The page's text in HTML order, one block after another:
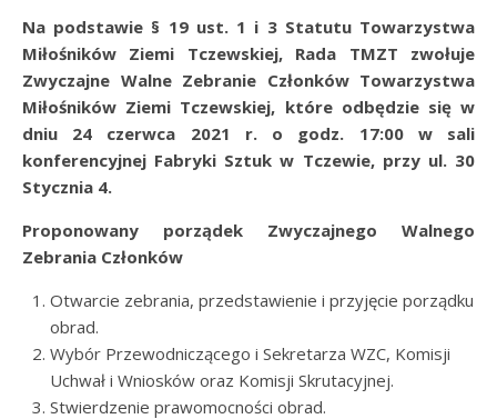
Na podstawie § 19 ust. 1 i 3 Statutu Towarzystwa
Miłośników Ziemi Tczewskiej, Rada TMZT zwołuje
Zwyczajne Walne Zebranie Członków Towarzystwa
Miłośników Ziemi Tczewskiej, które odbędzie się w
dniu 24 czerwca 2021 r. o godz. 17:00 w sali
konferencyjnej Fabryki Sztuk w Tczewie, przy ul. 30
Stycznia 4.
Proponowany porządek Zwyczajnego Walnego
Zebrania Członków
Otwarcie zebrania, przedstawienie i przyjęcie porządku
obrad.
Wybór Przewodniczącego i Sekretarza WZC, Komisji
Uchwał i Wniosków oraz Komisji Skrutacyjnej.
Stwierdzenie prawomocności obrad.